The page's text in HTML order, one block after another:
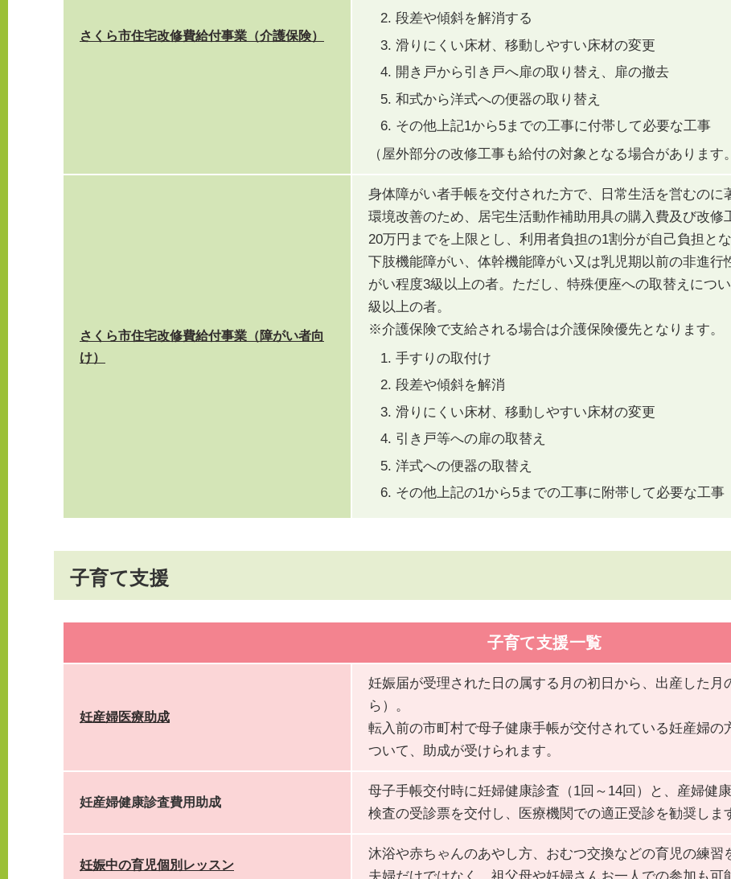
さくら市住宅改修費給付事業（介護保険）
段差や傾斜を解消する
滑りにくい床材、移動しやすい床材の変更
開き戸から引き戸へ扉の取り替え、扉の撤去
和式から洋式への便器の取り替え
その他上記1から5までの工事に付帯して必要な工事
（屋外部分の改修工事も給付の対象となる場合があります
さくら市住宅改修費給付事業（障がい者向
け）
身体障がい者手帳を交付された方で、日常生活を営むの
環境改善のため、居宅生活動作補助用具の購入費及び改修
20万円までを上限とし、利用者負担の1割分が自己負担とな
下肢機能障がい、体幹機能障がい又は乳児期以前の非進
がい程度3級以上の者。ただし、特殊便座への取替えにつ
級以上の者。
※介護保険で支給される場合は介護保険優先となります。
手すりの取付け
段差や傾斜を解消
滑りにくい床材、移動しやすい床材の変更
引き戸等への扉の取替え
洋式への便器の取替え
その他上記の1から5までの工事に附帯して必要な工事
子育て支援
子育て支援一覧
妊産婦医療助成
妊娠届が受理された日の属する月の初日から、出産した
ら）。
転入前の市町村で母子健康手帳が交付されている妊産婦
ついて、助成が受けられます。
妊産婦健康診査費用助成
母子手帳交付時に妊婦健康診査（1回～14回）と、産婦健
検査の受診票を交付し、医療機関での適正受診を勧奨しま
妊娠中の育児個別レッスン
沐浴や赤ちゃんのあやし方、おむつ交換などの育児の練